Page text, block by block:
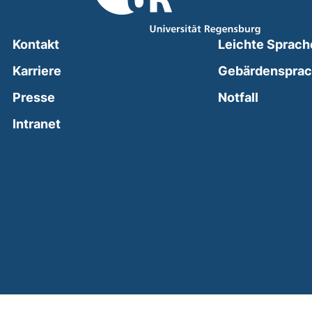
Kontakt
Karriere
Presse
Intranet(external link, opens in a new window)
Leichte
Notfall